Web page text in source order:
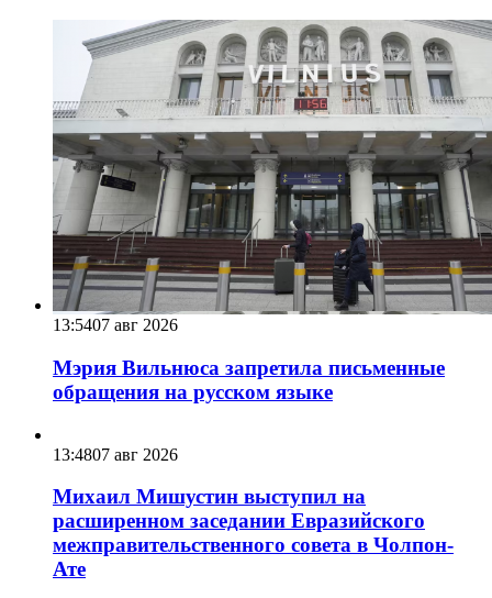
13:5407 авг 2026
Мэрия Вильнюса запретила письменные
обращения на русском языке
13:4807 авг 2026
Михаил Мишустин выступил на
расширенном заседании Евразийского
межправительственного совета в Чолпон-
Ате